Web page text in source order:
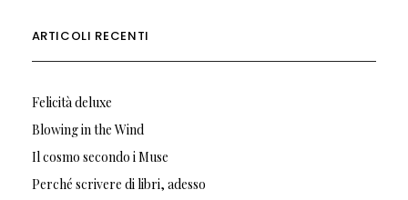
ARTICOLI RECENTI
Felicità deluxe
Blowing in the Wind
Il cosmo secondo i Muse
Perché scrivere di libri, adesso